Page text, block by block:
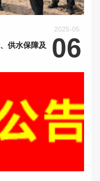
供水保障及
2025-05
06